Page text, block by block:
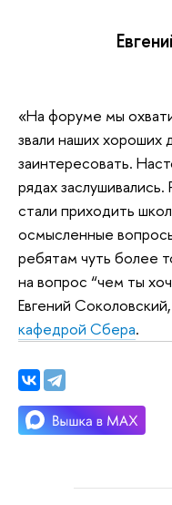
«На форуме мы
звали наших хороших
заинтересовать.
рядах
стали приходить
осмысленные
ребятам чуть более
на вопрос “чем ты
Евгений
кафедрой Сбера.